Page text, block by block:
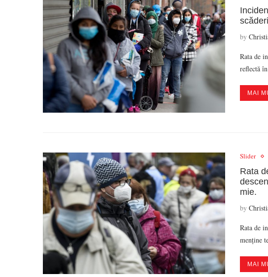
scăderi
by
Rata de
reflectă
MAI
Slider
Rata
mie.
by
Rata de
menține
MAI